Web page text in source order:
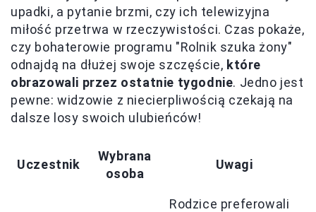
upadki, a pytanie brzmi, czy ich telewizyjna
miłość przetrwa w rzeczywistości. Czas pokaże,
czy bohaterowie programu "Rolnik szuka żony"
odnajdą na dłużej swoje szczęście, które
obrazowali przez ostatnie tygodnie. Jedno jest
pewne: widzowie z niecierpliwością czekają na
dalsze losy swoich ulubieńców!
Uczestnik
Wybrana
osoba
Uwagi
Rodzice preferowali